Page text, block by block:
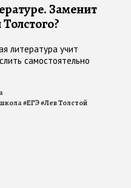
Заменит
литература учит
самостоятельно
#ЕГЭ#Лев Толстой